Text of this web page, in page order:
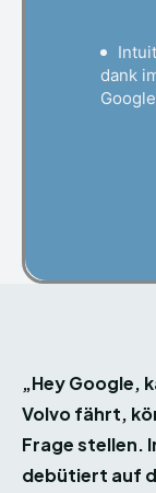
dank
„Hey Google,
Volvo fährt,
Frage stellen.
debütiert auf